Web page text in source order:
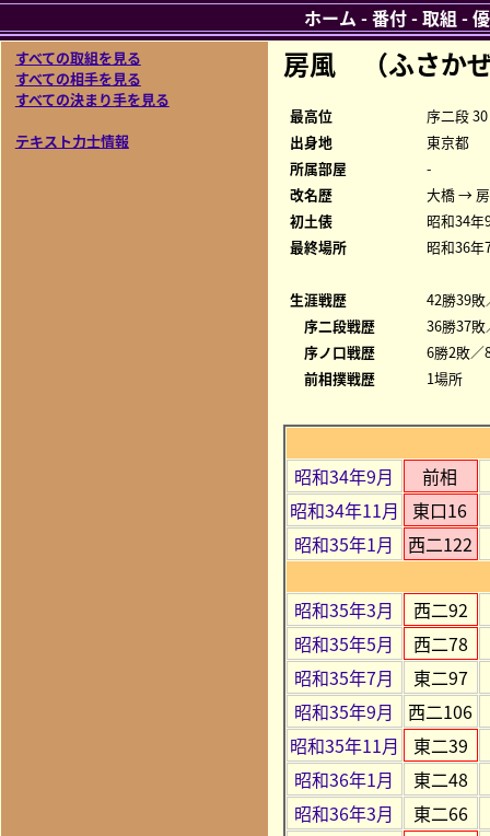
すべての取組を見る
すべての相手を見る
すべての決まり手を見る
テキスト力士情報
房風 （ふさか
最高位
序二段 30
出身地
東京都
所属部屋
-
改名歴
大橋 →
初土俵
昭和34年
最終場所
昭和36年
生涯戦歴
42勝39
序二段戦歴
36勝37
序ノ口戦歴
6勝2敗／
前相撲戦歴
1場所
昭和34年9月
前相
昭和34年11月
東口16
昭和35年1月
西二122
昭和35年3月
西二92
昭和35年5月
西二78
昭和35年7月
東二97
昭和35年9月
西二106
昭和35年11月
東二39
昭和36年1月
東二48
昭和36年3月
東二66
ホーム -番付-取組 -